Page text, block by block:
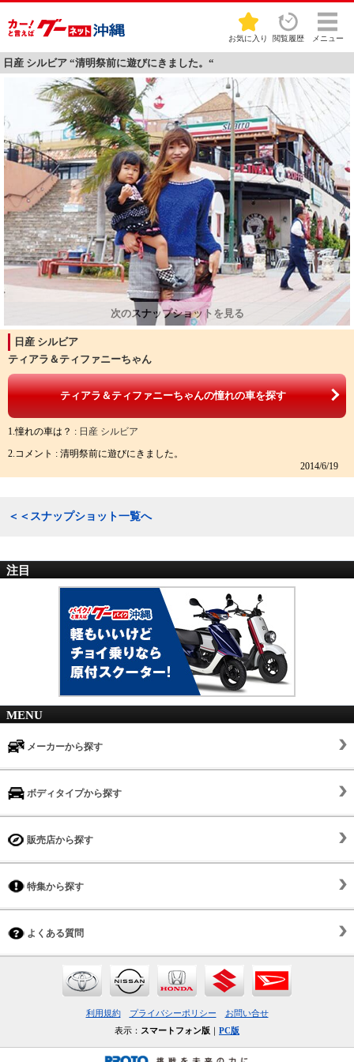
お気に入り 閲覧履歴 メニュー
日産 シルビア “清明祭前に遊びにきました。“
日産 シルビア
ティアラ＆ティファニーちゃん
ティアラ＆ティファニーちゃんの憧れの車を探す
1.憧れの車は？ : 日産 シルビア
2.コメント : 清明祭前に遊びにきました。
2014/6/19
＜＜スナップショット一覧へ
注目
MENU
メーカーから探す
ボディタイプから探す
販売店から探す
特集から探す
よくある質問
利用規約 プライバシーポリシー
お問い合せ
表示： スマートフォン版 ｜ PC版